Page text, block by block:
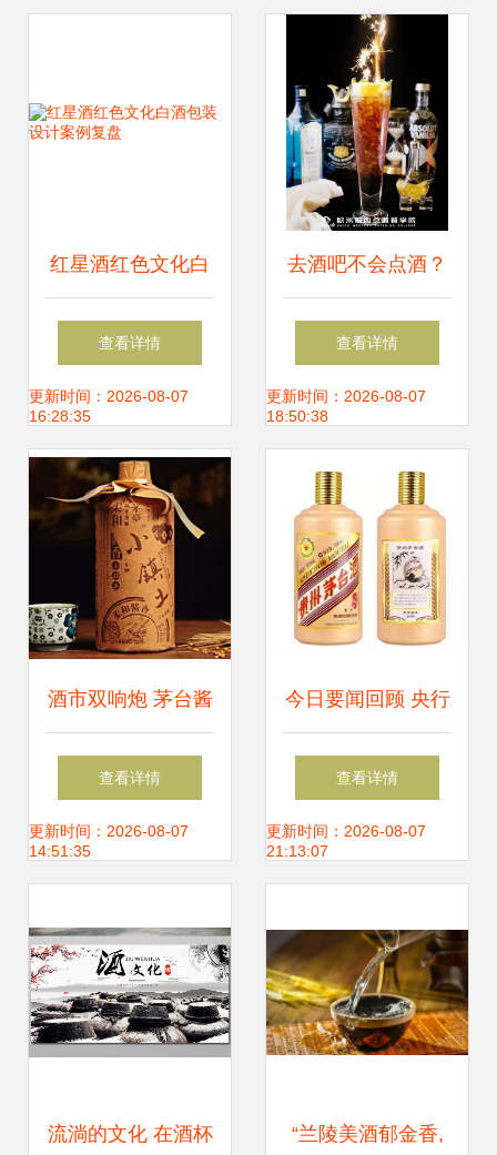
红星酒红色文化白
酒包装设计案例复
盘
查看详情
更新时间：2026-08-07
16:28:35
去酒吧不会点酒？
收下这份“饮品
类”入门清单
查看详情
更新时间：2026-08-07
18:50:38
酒市双响炮 茅台酱
香酒创百亿记录，
泸州老窖国窖酒再
查看详情
更新时间：2026-08-07
14:51:35
今日要闻回顾 央行
释放政策信号，房
贷利率坚挺引关注
查看详情
更新时间：2026-08-07
21:13:07
流淌的文化 在酒杯 “兰陵美酒郁金香,